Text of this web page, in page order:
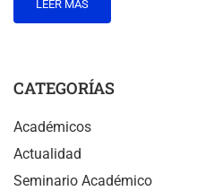
LEER MÁS
CATEGORÍAS
Académicos
Actualidad
Seminario Académico